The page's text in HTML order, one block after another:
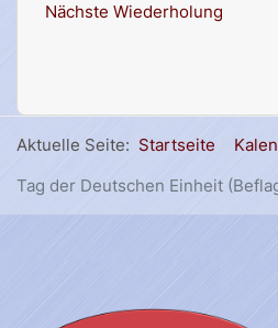
Nächste Wiederholung
Aktuelle Seite: Startseite
Tag der Deutschen Einheit